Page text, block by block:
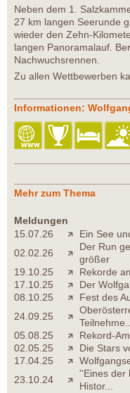
Neben dem 1.
27 km langen Seerunde
wieder den Zehn-
langen Panoramalauf.
Nachwuchsrennen.
Zu allen Wettbewerben
Informationen:
Mehr zum Thema
Meldungen
15.07.26
Ein See
02.02.26
Der Run
größer
19.10.25
Rekorde
17.10.25
Der
08.10.25
Fest des
24.09.25
05.08.25
Rekord-
02.05.25
Die Stars
17.04.25
23.10.24
''Eines der
Histor...